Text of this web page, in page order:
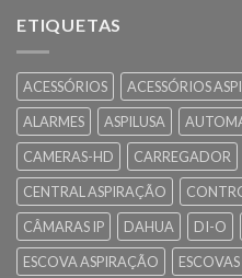
ETIQUETAS
ACESSÓRIOS ACESSÓRIOS
ALARMES
ASPILUSA
CAMERAS-HD
CARREGADOR
CENTRAL ASPIRAÇÃO
CÂMARAS IP
DAHUA DI-O
ESCOVA ASPIRAÇÃO
ESCOVAS